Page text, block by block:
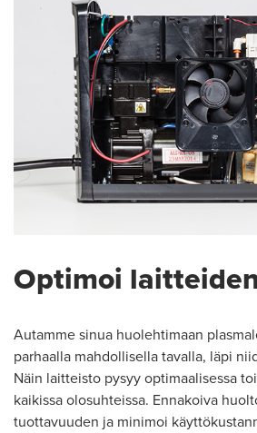
Optimoi
Autamme sinua huolehtimaan
parhaalla mahdollisella tavalla, läpi
Näin laitteisto pysyy optimaalisessa
kaikissa olosuhteissa. Ennakoiva
tuottavuuden ja minimoi